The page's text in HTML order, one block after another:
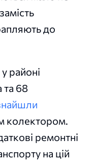
до
районі
та 68
колектором.
ремонтні
на цій